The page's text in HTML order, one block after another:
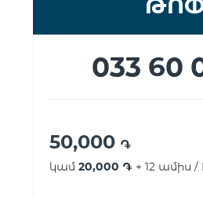
033 60
50,000 ֏
կամ 20,000 ֏ + 12 ամիս /